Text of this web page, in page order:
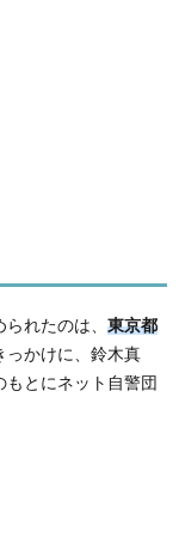
れたのは、 東京都
っかけに、鈴木真
とにネット自警団